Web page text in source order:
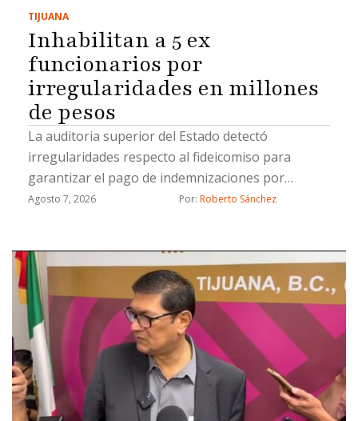
TIJUANA
Inhabilitan a 5 ex
funcionarios por
irregularidades en millones
de pesos
La auditoria superior del Estado detectó
irregularidades respecto al fideicomiso para
garantizar el pago de indemnizaciones por
fallecimiento a los causahabientes del personal
Agosto 7, 2026 Por: Roberto Sánchez